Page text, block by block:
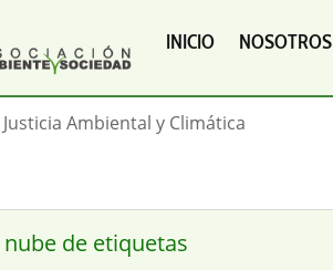
INICIO NOSOTROS
Ambiental y Climática
de etiquetas